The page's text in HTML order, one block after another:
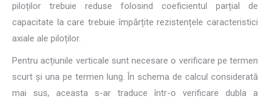
piloților trebuie reduse folosind coeficientul parțial de
capacitate la care trebuie împărțite rezistențele caracteristici
axiale ale piloților.
Pentru acțiunile verticale sunt necesare o verificare pe termen
scurt și una pe termen lung. În schema de calcul considerată
mai sus, aceasta s-ar traduce într-o verificare dubla a